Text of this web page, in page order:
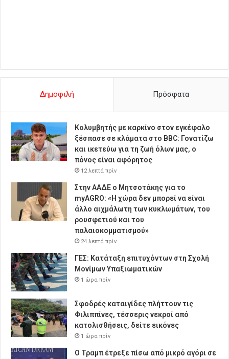
Δημοφιλή Πρόσφατα
Κολυμβητής με καρκίνο στον εγκέφαλο
ξέσπασε σε κλάματα στο BBC: Γονατίζω
και ικετεύω για τη ζωή όλων μας, ο
πόνος είναι αφόρητος
12 λεπτά πρίν
Στην ΑΑΔΕ ο Μητσοτάκης για το
myAGRO: «Η χώρα δεν μπορεί να είναι
άλλο αιχμάλωτη των κυκλωμάτων, του
ρουσφετιού και του
παλαιοκομματισμού»
24 λεπτά πρίν
ΓΕΣ: Κατάταξη επιτυχόντων στη Σχολή
Μονίμων Υπαξιωματικών
1 ώρα πρίν
Σφοδρές καταιγίδες πλήττουν τις
Φιλιππίνες, τέσσερις νεκροί από
κατολισθήσεις, δείτε εικόνες
1 ώρα πρίν
Ο Τραμπ έτρεξε πίσω από μικρό αγόρι σε